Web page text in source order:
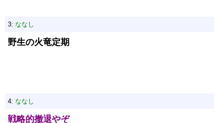
3: ななし
野生の火竜定期
4: ななし
戦略的撤退やぞ